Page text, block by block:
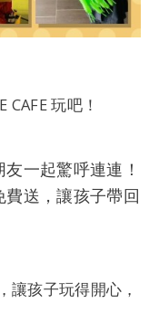
玩吧！
友一起驚呼連連！
費送，讓孩子帶回
讓孩子玩得開心，